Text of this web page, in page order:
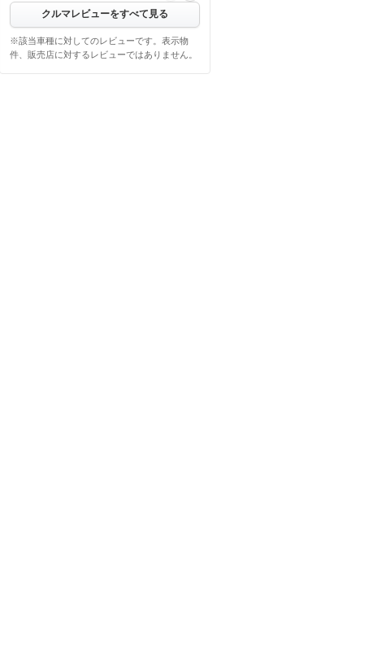
クルマレビューをすべて見る
※該当車種に対してのレビューです。表示物
件、販売店に対するレビューではありません。